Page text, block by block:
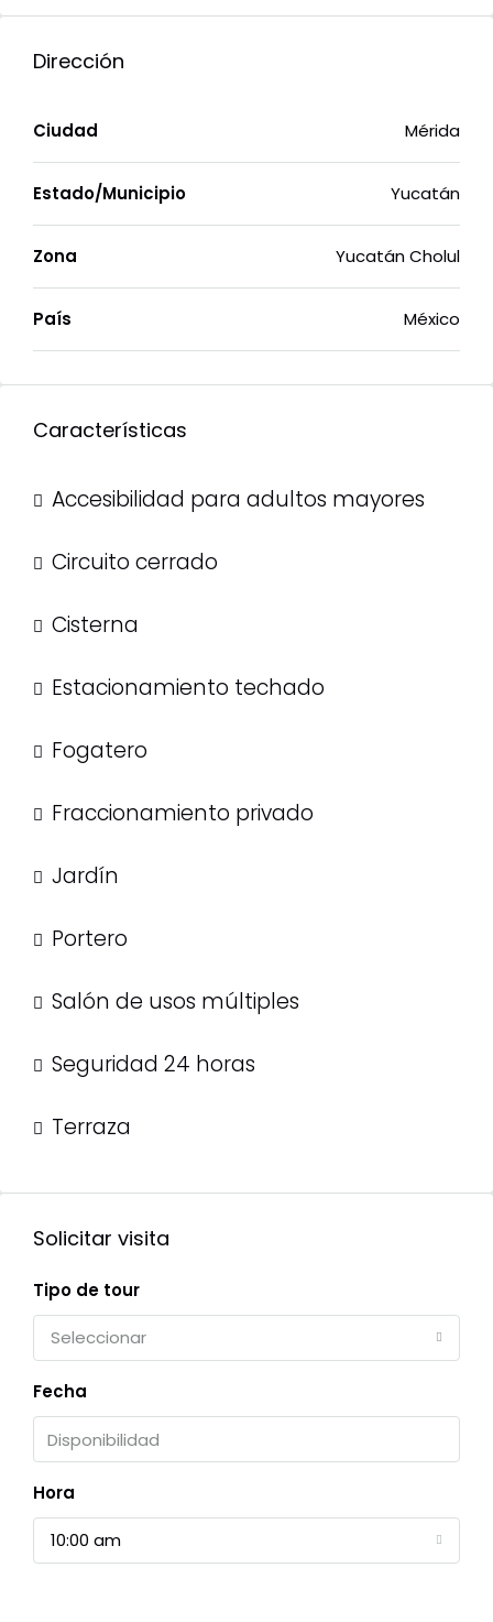
Dirección
Ciudad Mérida
Estado/Municipio Yucatán
Zona Yucatán Cholul
País México
Características
Accesibilidad para adultos mayores
Circuito cerrado
Cisterna
Estacionamiento techado
Fogatero
Fraccionamiento privado
Jardín
Portero
Salón de usos múltiples
Seguridad 24 horas
Terraza
Solicitar visita
Tipo de tour
Seleccionar
Fecha
Hora
10:00 am